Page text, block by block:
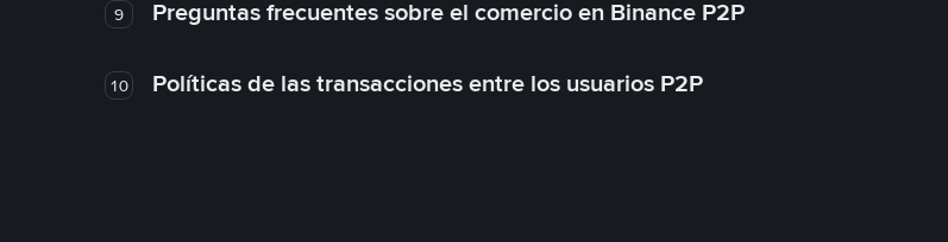
9 Preguntas frecuentes sobre el comercio en Binance P2P
10 Políticas de las transacciones entre los usuarios P2P